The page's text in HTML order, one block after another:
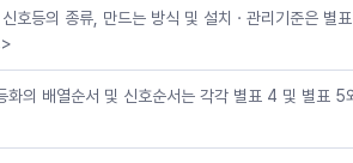
호등의 종류, 만드는 방식 및 설치ㆍ관리기준은 별
의 배열순서 및 신호순서는 각각 별표 4 및 별표 5